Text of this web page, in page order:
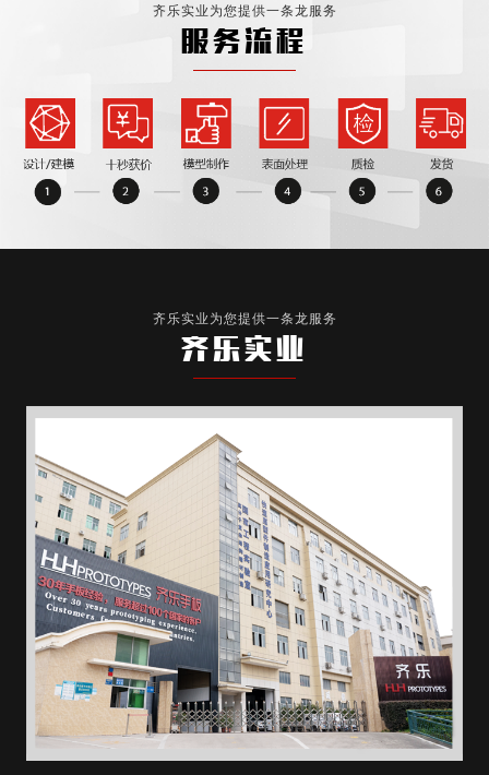
齐乐实业为您提供一条龙服务
服务流程
齐乐实业为您提供一条龙服务
齐乐实业